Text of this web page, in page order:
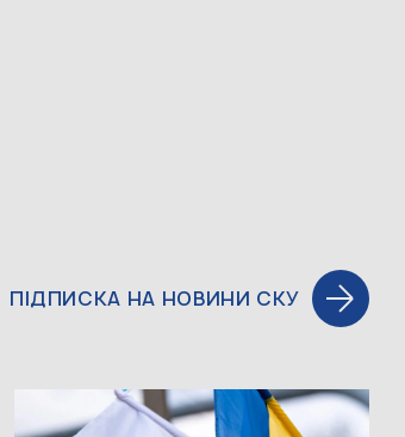
ПІДПИСКА НА НОВИНИ СКУ